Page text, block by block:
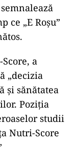
ce „E Roșu”
a
„decizia
și sănătatea
Poziția
studii
Nutri-Score